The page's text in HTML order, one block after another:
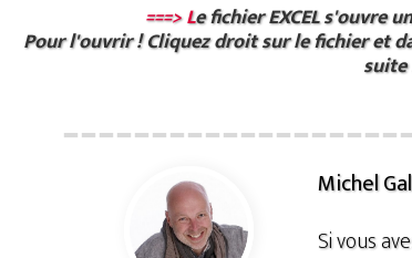
===> Le fichier EXCEL s'ouvre
Pour l'ouvrir ! Cliquez droit sur le fichier et
suite
Michel
Si vous